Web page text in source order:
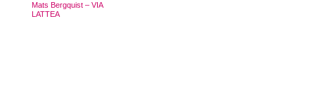
Mats Bergquist – VIA
LATTEA